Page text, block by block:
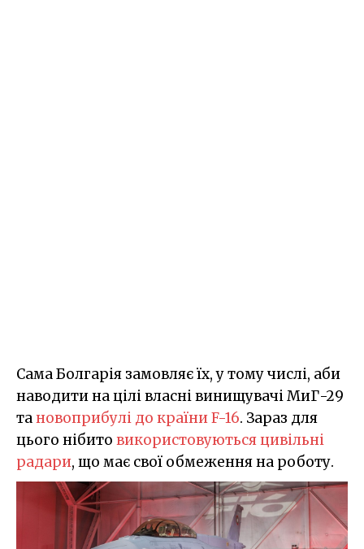
Сама Болгарія замовляє їх, у тому числі, аби
наводити на цілі власні винищувачі МиГ-29
тановоприбулі до країни F-16. Зараз для
цього нібито використовуються цивільні
радари, що має свої обмеження на роботу.